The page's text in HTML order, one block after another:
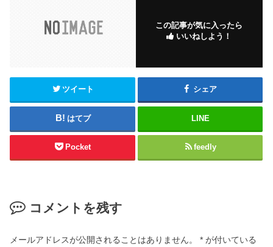
この記事が気に入ったら
いいねしよう！
ツイート シェア
はてブ LINE
Pocket feedly
コメントを残す
メールアドレスが公開されることはありません。 * が付いている